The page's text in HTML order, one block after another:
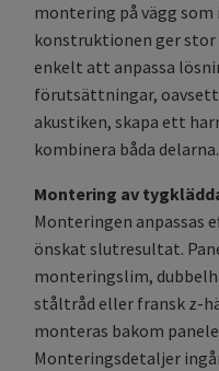
montering på vägg
konstruktionen ger
enkelt att anpassa
förutsättningar,
akustiken, skapa ett
kombinera båda delarna.
Montering av
Monteringen anpassas
önskat slutresultat.
monteringslim,
ståltråd eller fransk z-
monteras bakom
Monteringsdetaljer